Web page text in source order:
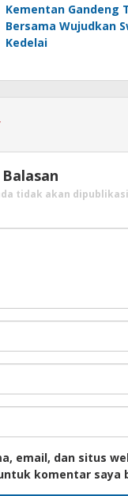
Kementan Gandeng
Bersama Wujudkan
Kedelai
tidak akan
email, dan situs
komentar saya